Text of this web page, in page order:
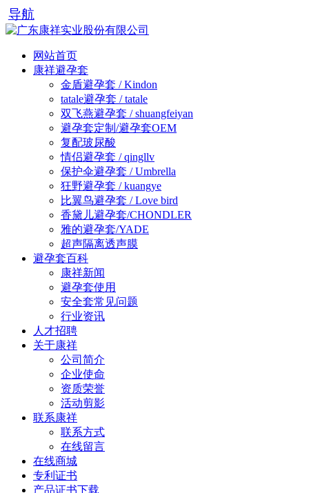
导航
网站首页
康祥避孕套
金盾避孕套 / Kindon
tatale避孕套 / tatale
双飞燕避孕套 / shuangfeiyan
避孕套定制/避孕套OEM
复配玻尿酸
情侣避孕套 / qingllv
保护伞避孕套 / Umbrella
狂野避孕套 / kuangye
比翼鸟避孕套 / Love bird
香黛儿避孕套/CHONDLER
雅的避孕套/YADE
超声隔离透声膜
避孕套百科
康祥新闻
避孕套使用
安全套常见问题
行业资讯
人才招聘
关于康祥
公司简介
企业使命
资质荣誉
活动剪影
联系康祥
联系方式
在线留言
在线商城
专利证书
产品证书下载